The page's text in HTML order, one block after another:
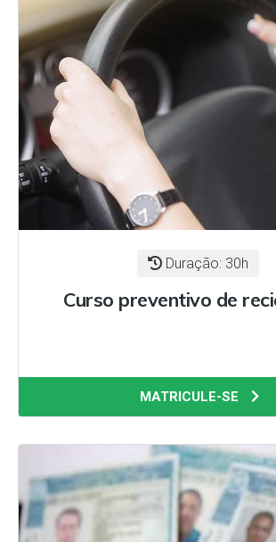
Duração: 30h
Curso preventivo de
MATRICULE-SE